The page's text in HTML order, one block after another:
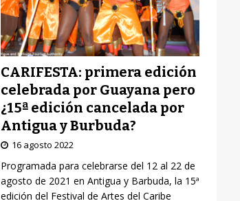
CARIFESTA: primera edición
celebrada por Guayana pero
¿15ª edición cancelada por
Antigua y Burbuda?
16 agosto 2022
Programada para celebrarse del 12 al 22 de
agosto de 2021 en Antigua y Barbuda, la 15ª
edición del Festival de Artes del Caribe